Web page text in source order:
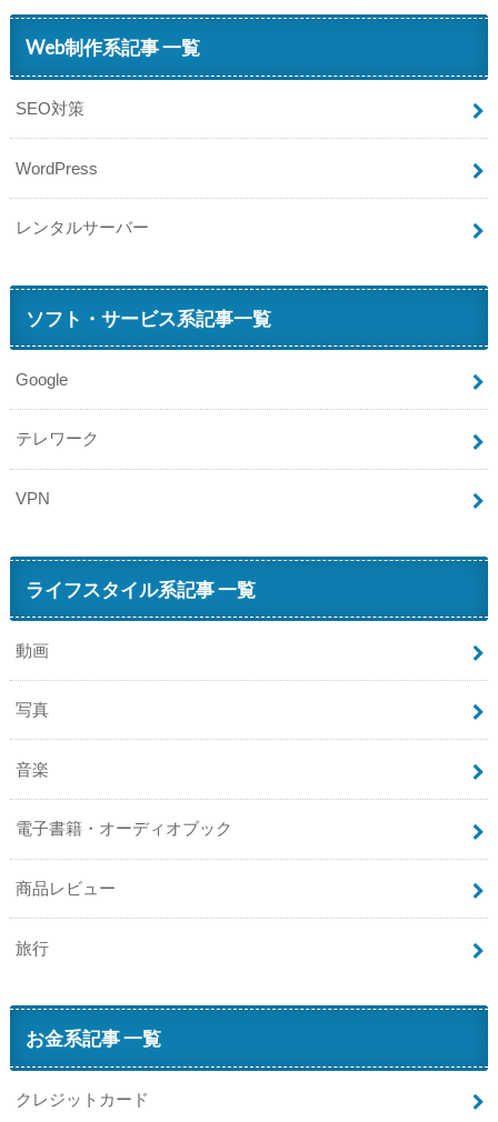
Web制作系記事 一覧
SEO対策
WordPress
レンタルサーバー
ソフト・サービス系記事一覧
Google
テレワーク
VPN
ライフスタイル系記事 一覧
動画
写真
音楽
電子書籍・オーディオブック
商品レビュー
旅行
お金系記事 一覧
クレジットカード